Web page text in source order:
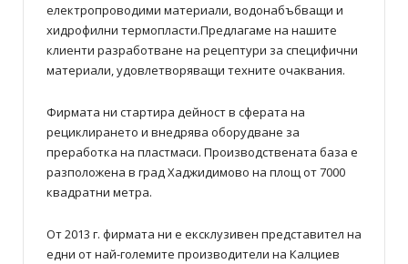
електропроводими материали, водонабъбващи и
хидрофилни термопласти.Предлагаме на нашите
клиенти разработване на рецептури за специфични
материали, удовлетворяващи техните очаквания.
Фирмата ни стартира дейност в сферата на
рециклирането и внедрява оборудване за
преработка на пластмаси. Производствената база е
разположена в град Хаджидимово на площ от 7000
квадратни метра.
От 2013 г. фирмата ни е ексклузивен представител на
едни от най-големите производители на Калциев